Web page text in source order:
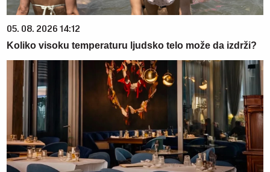
05. 08. 2026 14:12
Koliko visoku temperaturu ljudsko telo može da izdrži?